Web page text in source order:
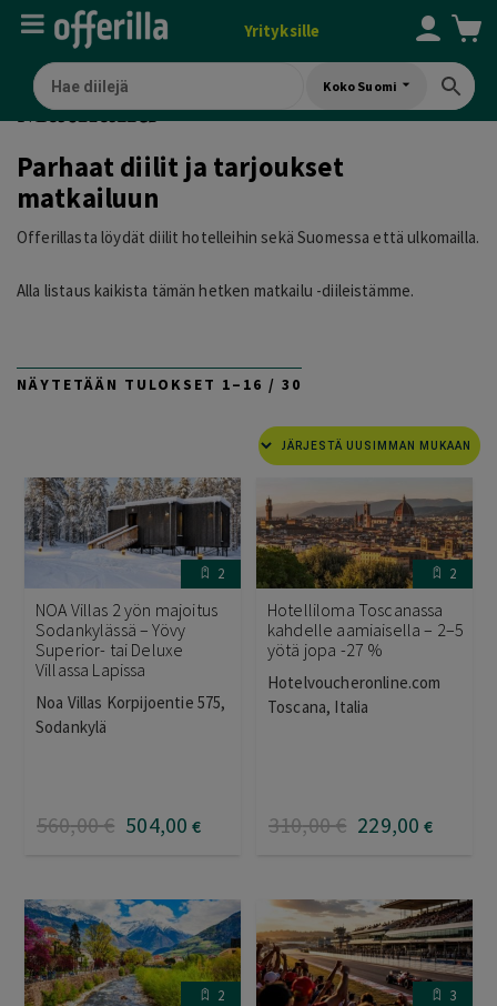
Yrityksille
Koko Suomi
Matkailu
Parhaat diilit ja tarjoukset
matkailuun
Offerillasta löydät diilit hotelleihin sekä Suomessa että ulkomailla.
Alla listaus kaikista tämän hetken matkailu -diileistämme.
NÄYTETÄÄN TULOKSET 1–16 / 30
LATEST
2
NOA Villas 2 yön majoitus
Sodankylässä – Yövy
Superior- tai Deluxe
Villassa Lapissa
Noa Villas Korpijoentie 575,
Sodankylä
560,00€ 504,00 €
2
Hotelliloma Toscanassa
kahdelle aamiaisella – 2–5
yötä jopa -27 %
Hotelvoucheronline.com
Toscana, Italia
310,00€ 229,00 €
2 3